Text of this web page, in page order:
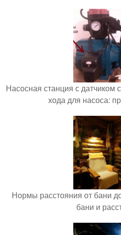
Насосная станция с датчиком
хода для насоса:
Нормы расстояния от бани
бани и